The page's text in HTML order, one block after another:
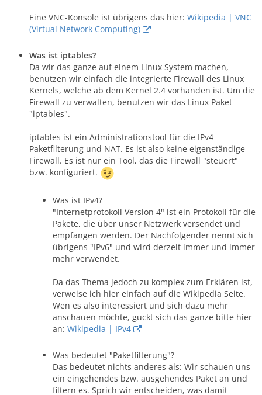
Eine VNC-Konsole ist übrigens das hier: Wikipedia | VNC
(Virtual Network Computing)
Was ist iptables?
Da wir das ganze auf einem Linux System machen,
benutzen wir einfach die integrierte Firewall des Linux
Kernels, welche ab dem Kernel 2.4 vorhanden ist. Um die
Firewall zu verwalten, benutzen wir das Linux Paket
"iptables".
iptables ist ein Administrationstool für die IPv4
Paketfilterung und NAT. Es ist also keine eigenständige
Firewall. Es ist nur ein Tool, das die Firewall "steuert"
bzw. konfiguriert.
Was ist IPv4?
"Internetprotokoll Version 4" ist ein Protokoll für die
Pakete, die über unser Netzwerk versendet und
empfangen werden. Der Nachfolgender nennt sich
übrigens "IPv6" und wird derzeit immer und immer
mehr verwendet.
Da das Thema jedoch zu komplex zum Erklären ist,
verweise ich hier einfach auf die Wikipedia Seite.
Wen es also interessiert und sich dazu mehr
anschauen möchte, guckt sich das ganze bitte hier
an: Wikipedia | IPv4
Was bedeutet "Paketfilterung"?
Das bedeutet nichts anderes als: Wir schauen uns
ein eingehendes bzw. ausgehendes Paket an und
filtern es. Sprich wir entscheiden, was damit